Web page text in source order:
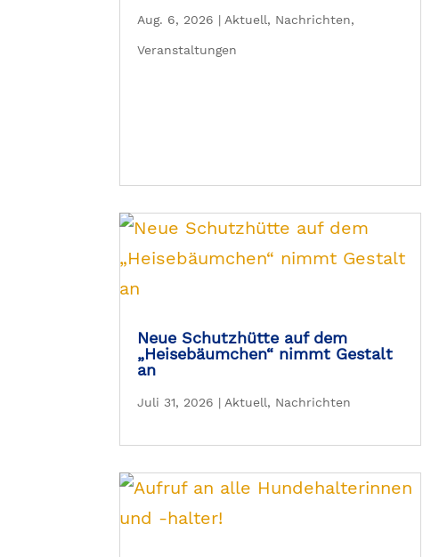
Aug. 6, 2026 | Aktuell, Nachrichten,
Veranstaltungen
Neue Schutzhütte auf dem
„Heisebäumchen“ nimmt Gestalt
an
Juli 31, 2026 | Aktuell, Nachrichten